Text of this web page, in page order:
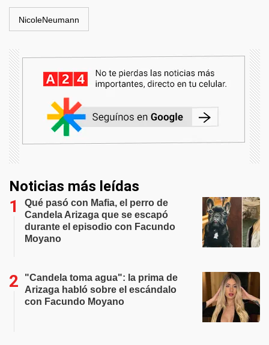
NicoleNeumann
Noticias más leídas
Qué pasó con Mafia, el perro de
Candela Arizaga que se escapó
durante el episodio con Facundo
Moyano
"Candela toma agua": la prima de
Arizaga habló sobre el escándalo
con Facundo Moyano